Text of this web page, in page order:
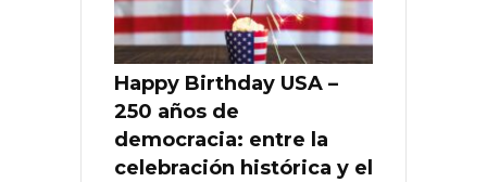
Happy Birthday USA –
250 años de
democracia: entre la
celebración histórica y el